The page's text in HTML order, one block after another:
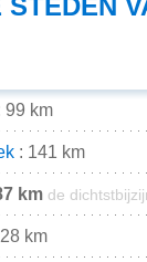
99 km
: 141 km
km de
km